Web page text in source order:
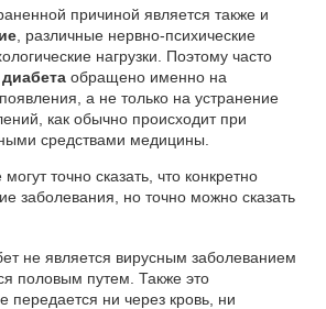
причиной является также и
, различные нервно-психические
нагрузки. Поэтому часто
обращено именно на
а не только на устранение
как обычно происходит при
средствами медицины.
точно сказать, что конкретно
заболевания, но точно можно сказать
не является вирусным заболеванием
половым путем. Также это
передается ни через кровь, ни